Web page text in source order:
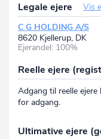
Legale ejere
Vis
C G HOLDING A/S
8620 Kjellerup, DK
Ejerandel: 100%
Reelle ejere
Adgang til reelle
for adgang.
Ultimative ejere